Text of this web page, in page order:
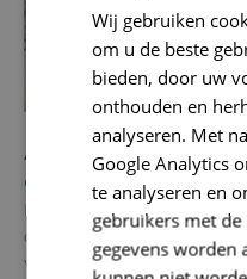
Aalst – Korte
Onroerend Erfgoed
In navolging van de bouw
de Hopmarkt in Aalst
van…
Wij gebruiken
om u de beste
bieden, door uw
onthouden en
analyseren. Met
Google Analytics
te analyseren en
gebruikers met
gegevens worden